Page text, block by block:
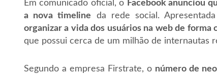
Em comunicado oficial, o Facebook anunciou
a nova timeline da rede social.
organizar a vida dos usuários na web de forma
que possui cerca de um milhão de internautas
Segundo a empresa Firstrate, o número de